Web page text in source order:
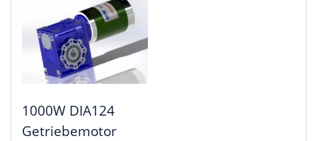
1000W DIA124
Getriebemotor